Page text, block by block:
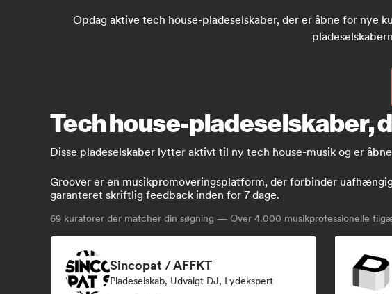
Opdag aktive tech house-pladeselskaber, der er åbne for nye
Tech house-pladeselskaber,
Disse pladeselskaber lytter aktivt til ny tech house-musik og er
Groover er en musikpromoveringsplatform, der forbinder
garanteret skriftlig feedback inden for 7 dage.
69 kuratorer der matcher din søgning — Over 4.000 musikprofessionelle
Sincopat / AFFKT
Pladeselskab, Udvalgt DJ, Lydekspert